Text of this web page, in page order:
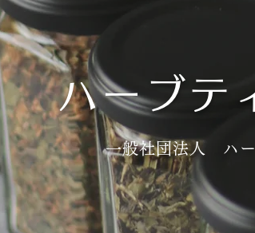
ハーブテ
一般社団法人 ハ